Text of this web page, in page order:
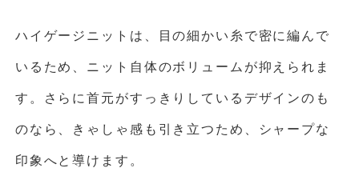
ハイゲージニットは、目の細かい糸で密に編んで
いるため、ニット自体のボリュームが抑えられま
す。さらに首元がすっきりしているデザインのも
のなら、きゃしゃ感も引き立つため、シャープな
印象へと導けます。